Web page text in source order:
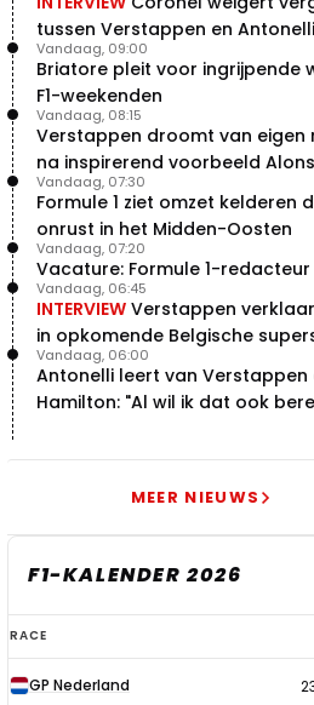
tussen Verstappen en
niet dat niveau"
Briatore pleit voor ingrijpende
F1-weekenden
Vandaag, 09:00
Verstappen droomt van eigen
na inspirerend voorbeeld
Vandaag, 08:15
Formule 1 ziet omzet kelderen
onrust in het Midden-Oosten
Vandaag, 07:30
Vacature: Formule 1-redacteur
Vandaag, 07:20
INTERVIEW Verstappen
in opkomende Belgische
Vandaag, 06:45
Antonelli leert van Verstappen
Hamilton: "Al wil ik dat ook
Vandaag, 06:00
MEER NIEUWS
F1-KALENDER 2026
F1-
kalender
2026
RACE
GP Nederland